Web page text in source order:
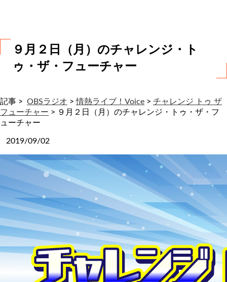
９月２日（月）のチャレンジ・ト
ゥ・ザ・フューチャー
記事 > OBSラジオ >情熱ライブ！Voice > チャレンジ トゥ ザ
フューチャー > ９月２日（月）のチャレンジ・トゥ・ザ・フ
ューチャー
2019/09/02